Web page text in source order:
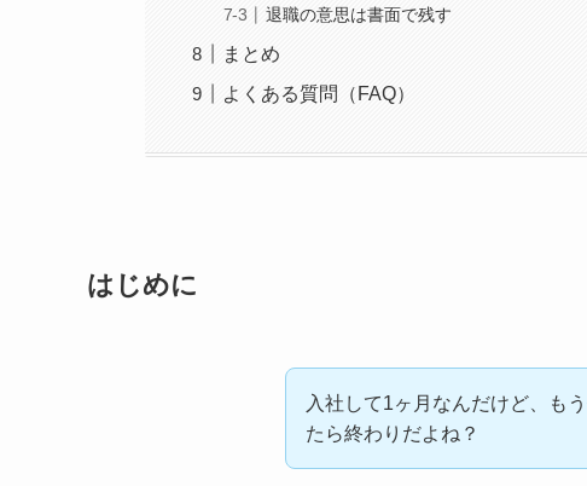
退職の意思は書面で残す
まとめ
よくある質問（FAQ）
はじめに
入社して1ヶ月なんだけど、も
たら終わりだよね？